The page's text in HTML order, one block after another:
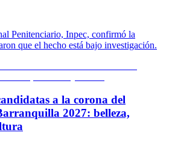
Penitenciario, Inpec, confirmó la
que el hecho está bajo investigación.
a la corona del
2027: belleza,